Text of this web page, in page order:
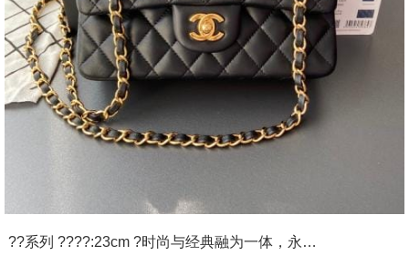
??系列 ????:23cm ?时尚与经典融为一体，永不过